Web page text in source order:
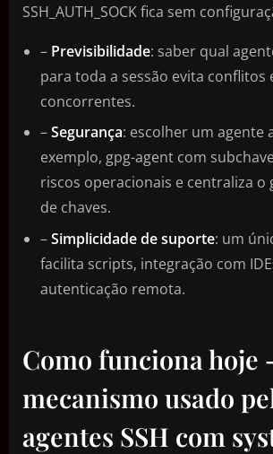
SSH_AUTH_SOCK fica sem
– Previsibilidade: saber qual
para toda a sessão evita conflitos
concorrentes.
–Segurança: escolher um
exemplo, gpg-agent com
riscos operacionais e centraliza o
de chaves.
–Simplicidade de suporte: um
facilita scripts, integração com
autenticação remota.
Como funciona hoje
mecanismo usado
agentes SSH com